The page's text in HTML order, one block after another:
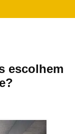
escolhem